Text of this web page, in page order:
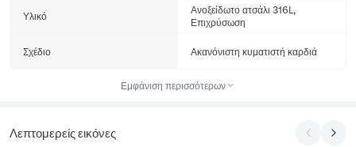
Υλικό
Ανοξείδωτο ατσάλι 316L,
Επιχρύσωση
Σχέδιο Ακανόνιστη κυματιστή καρδιά
Εμφάνιση περισσότερων
Λεπτομερείς εικόνες